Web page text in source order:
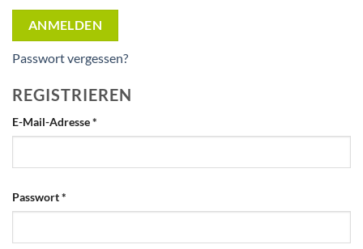
ANMELDEN
Passwort vergessen?
REGISTRIEREN
E-Mail-Adresse*
Passwort*